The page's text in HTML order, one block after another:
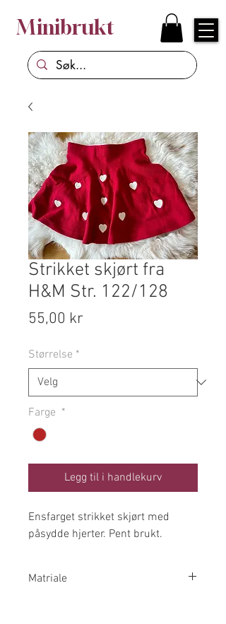
Minibrukt
Strikket skjørt fra
H&M Str. 122/128
55,00 kr
Størrelse *
Farge *
Legg til i handlekurv
Ensfarget strikket skjørt med
påsydde hjerter. Pent brukt.
Matriale